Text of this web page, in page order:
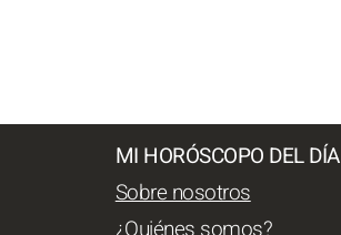
MI HORÓSCOPO DEL DÍA
Sobre nosotros